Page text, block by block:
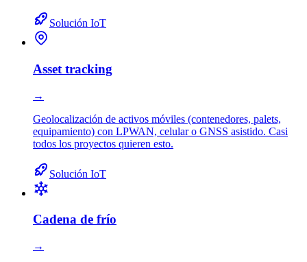
Solución IoT
Asset tracking
→
Geolocalización de activos móviles (contenedores, palets,
equipamiento) con LPWAN, celular o GNSS asistido. Casi
todos los proyectos quieren esto.
Solución IoT
Cadena de frío
→